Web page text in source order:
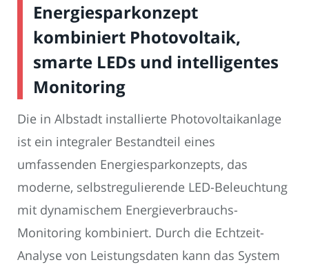
Energiesparkonzept
kombiniert Photovoltaik,
smarte LEDs und intelligentes
Monitoring
Die in Albstadt installierte Photovoltaikanlage
ist ein integraler Bestandteil eines
umfassenden Energiesparkonzepts, das
moderne, selbstregulierende LED-Beleuchtung
mit dynamischem Energieverbrauchs-
Monitoring kombiniert. Durch die Echtzeit-
Analyse von Leistungsdaten kann das System